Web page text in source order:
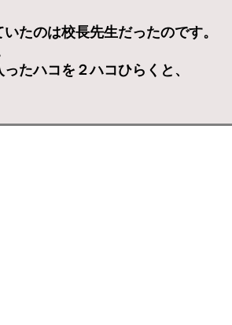
のは校長先生だったのです。
たハコを２ハコひらくと、